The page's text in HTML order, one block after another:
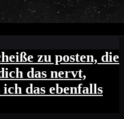
zu posten, die
das nervt,
ich das ebenfalls